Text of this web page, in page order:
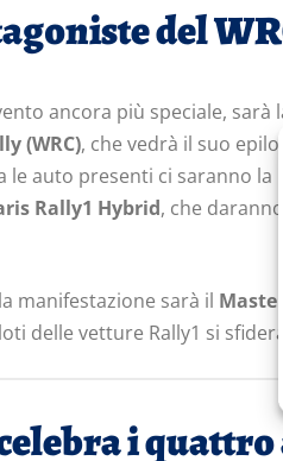
del
ancora più speciale,
(WRC), che vedrà il suo
le auto presenti ci saranno la
Rally1 Hybrid, che
manifestazione sarà il
delle vetture Rally1 si
i